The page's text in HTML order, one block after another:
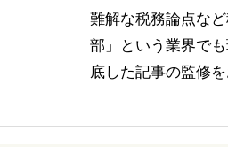
難解な税務論点な
部」という業界で
底した記事の監修を